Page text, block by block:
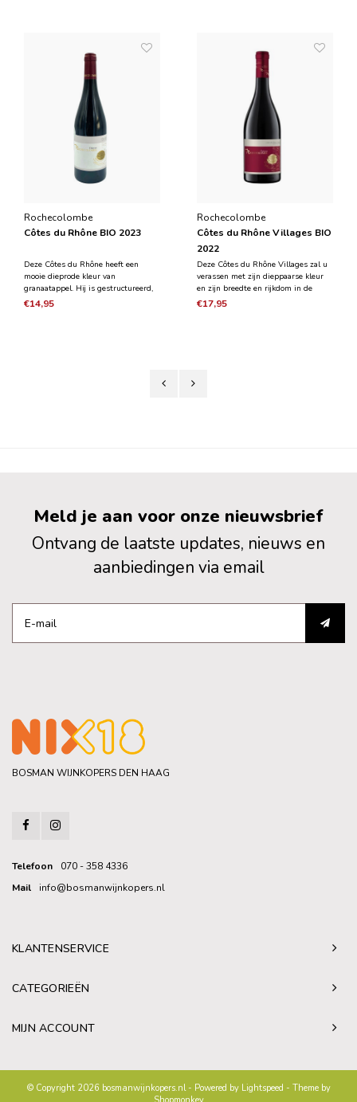
Rochecolombe
Côtes du Rhône BIO 2023
Deze Côtes du Rhône heeft een
mooie dieprode kleur van
granaatappel. Hij is gestructureerd,
rond, elegant en goed
€14,95
Rochecolombe
Côtes du Rhône Villages BIO
2022
Deze Côtes du Rhône Villages zal u
verassen met zijn dieppaarse kleur
en zijn breedte en rijkdom in de
mond. Deze wijn kan zijn oorsprong
€17,95
Meld je aan voor onze nieuwsbrief
Ontvang de laatste updates, nieuws en
aanbiedingen via email
BOSMAN WIJNKOPERS DEN HAAG
Telefoon
070 - 358 4336
Mail
info@bosmanwijnkopers.nl
KLANTENSERVICE
CATEGORIEËN
MIJN ACCOUNT
© Copyright 2026 bosmanwijnkopers.nl - Powered by Lightspeed - Theme by